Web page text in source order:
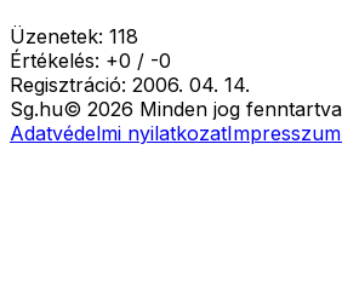
Üzenetek: 118
Értékelés: +0 / -0
Regisztráció: 2006. 04. 14.
Sg.hu© 2026 Minden jog
Adatvédelmi nyilatkozatImpresszum